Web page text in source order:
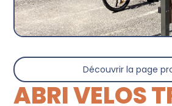
Découvrir la page
ABRI VELOS